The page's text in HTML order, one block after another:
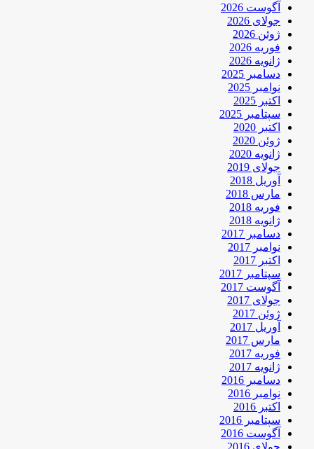
آگوست 2026
جولای 2026
ژوئن 2026
فوریه 2026
ژانویه 2026
دسامبر 2025
نوامبر 2025
اکتبر 2025
سپتامبر 2025
اکتبر 2020
ژوئن 2020
ژانویه 2020
جولای 2019
آوریل 2018
مارس 2018
فوریه 2018
ژانویه 2018
دسامبر 2017
نوامبر 2017
اکتبر 2017
سپتامبر 2017
آگوست 2017
جولای 2017
ژوئن 2017
آوریل 2017
مارس 2017
فوریه 2017
ژانویه 2017
دسامبر 2016
نوامبر 2016
اکتبر 2016
سپتامبر 2016
آگوست 2016
جولای 2016